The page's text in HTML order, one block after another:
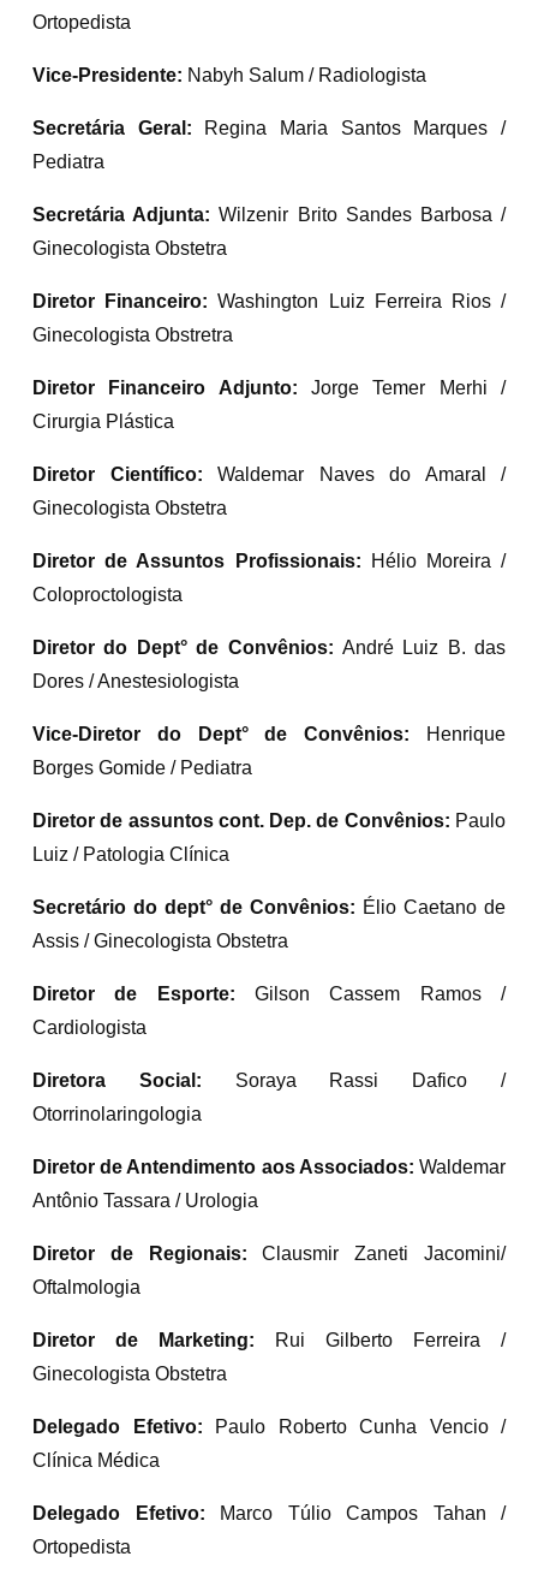
Ortopedista
Vice-Presidente: Nabyh Salum / Radiologista
Secretária Geral: Regina Maria Santos Marques /
Pediatra
Secretária Adjunta: Wilzenir Brito Sandes Barbosa /
Ginecologista Obstetra
Diretor Financeiro: Washington Luiz Ferreira Rios /
Ginecologista Obstretra
Diretor Financeiro Adjunto: Jorge Temer Merhi /
Cirurgia Plástica
Diretor Científico: Waldemar Naves do Amaral /
Ginecologista Obstetra
Diretor de Assuntos Profissionais: Hélio Moreira /
Coloproctologista
Diretor do Dept° de Convênios: André Luiz B. das
Dores / Anestesiologista
Vice-Diretor do Dept° de Convênios: Henrique
Borges Gomide / Pediatra
Diretor de assuntos cont. Dep. de Convênios: Paulo
Luiz / Patologia Clínica
Secretário do dept° de Convênios: Élio Caetano de
Assis / Ginecologista Obstetra
Diretor de Esporte: Gilson Cassem Ramos /
Cardiologista
Diretora Social: Soraya Rassi Dafico /
Otorrinolaringologia
Diretor de Antendimento aos Associados: Waldemar
Antônio Tassara / Urologia
Diretor de Regionais: Clausmir Zaneti Jacomini/
Oftalmologia
Diretor de Marketing: Rui Gilberto Ferreira /
Ginecologista Obstetra
Delegado Efetivo: Paulo Roberto Cunha Vencio /
Clínica Médica
Delegado Efetivo: Marco Túlio Campos Tahan /
Ortopedista